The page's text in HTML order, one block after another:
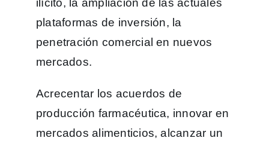
ilícito, la ampliación de las actuales
plataformas de inversión, la
penetración comercial en nuevos
mercados.
Acrecentar los acuerdos de
producción farmacéutica, innovar en
mercados alimenticios, alcanzar un